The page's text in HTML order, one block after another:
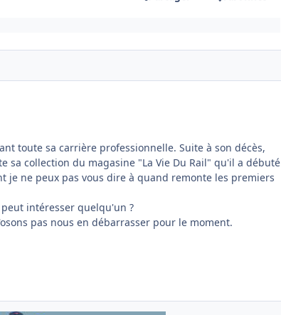
toute sa carrière professionnelle. Suite à son décès,
sa collection du magasine "La Vie Du Rail" qu'il a débuté
je ne peux pas vous dire à quand remonte les premiers
intéresser quelqu'un ?
pas nous en débarrasser pour le moment.